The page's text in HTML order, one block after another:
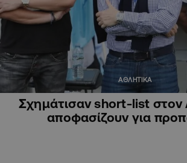
ΑΘΛΗΤΙΚΑ
Σχημάτισαν short-list
αποφασίζουν για